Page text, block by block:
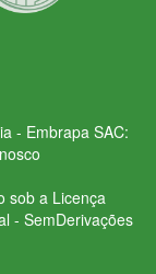
- Embrapa SAC:
sob a Licença
- SemDerivações